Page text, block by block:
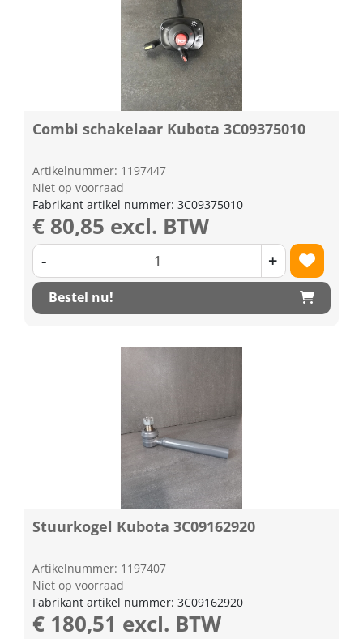
Combi schakelaar Kubota 3C09375010
Artikelnummer: 1197447
Niet op voorraad
Fabrikant artikel nummer: 3C09375010
€ 80,85 excl. BTW
- +
Bestel nu!
Stuurkogel Kubota 3C09162920
Artikelnummer: 1197407
Niet op voorraad
Fabrikant artikel nummer: 3C09162920
€ 180,51 excl. BTW